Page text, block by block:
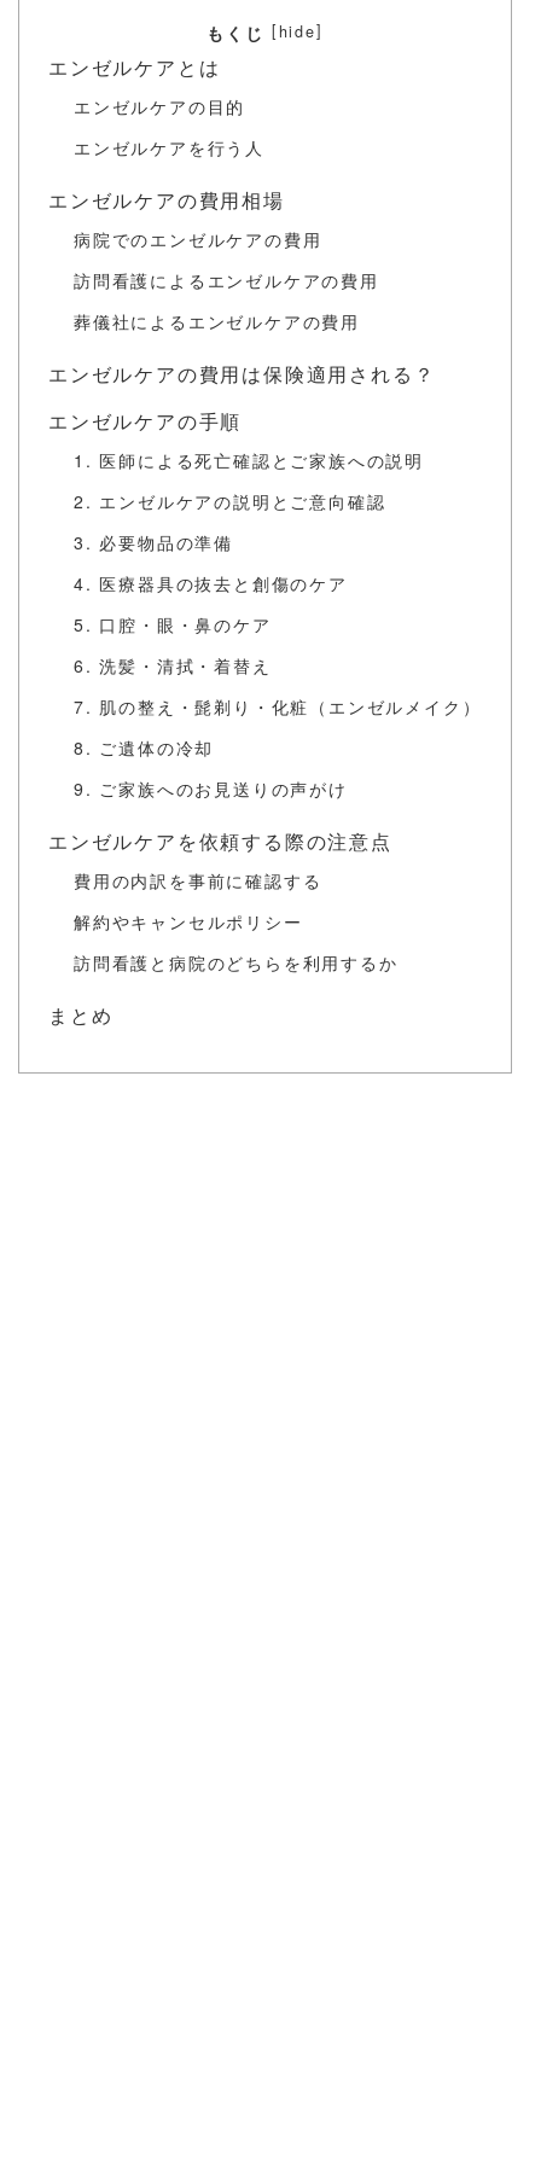
もくじ [hide]
エンゼルケアとは
エンゼルケアの目的
エンゼルケアを行う人
エンゼルケアの費用相場
病院でのエンゼルケアの費用
訪問看護によるエンゼルケアの費用
葬儀社によるエンゼルケアの費用
エンゼルケアの費用は保険適用される？
エンゼルケアの手順
1. 医師による死亡確認とご家族への説明
2. エンゼルケアの説明とご意向確認
3. 必要物品の準備
4. 医療器具の抜去と創傷のケア
5. 口腔・眼・鼻のケア
6. 洗髪・清拭・着替え
7. 肌の整え・髭剃り・化粧（エンゼルメイク）
8. ご遺体の冷却
9. ご家族へのお見送りの声がけ
エンゼルケアを依頼する際の注意点
費用の内訳を事前に確認する
解約やキャンセルポリシー
訪問看護と病院のどちらを利用するか
まとめ